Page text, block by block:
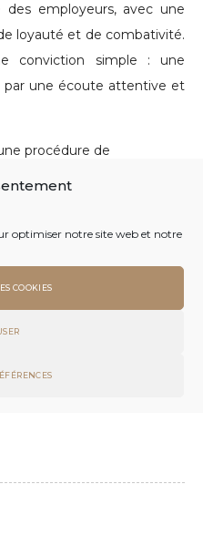
optimiser notre site web et notre
COOKIES
employeurs, avec une
loyauté et de combativité.
conviction simple : une
une écoute attentive et
procédure de
en œuvre une rupture
contrats de travail
protéger. Maître Fleurus
le Conseil de